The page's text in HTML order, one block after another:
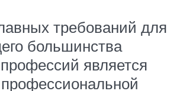
требований для
большинства
является